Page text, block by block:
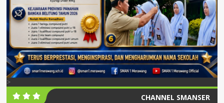
>
CHANNEL SMANSER